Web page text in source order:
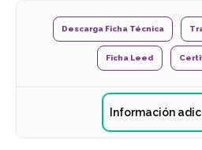
Información
Descarga Ficha Técnica
Ficha Leed